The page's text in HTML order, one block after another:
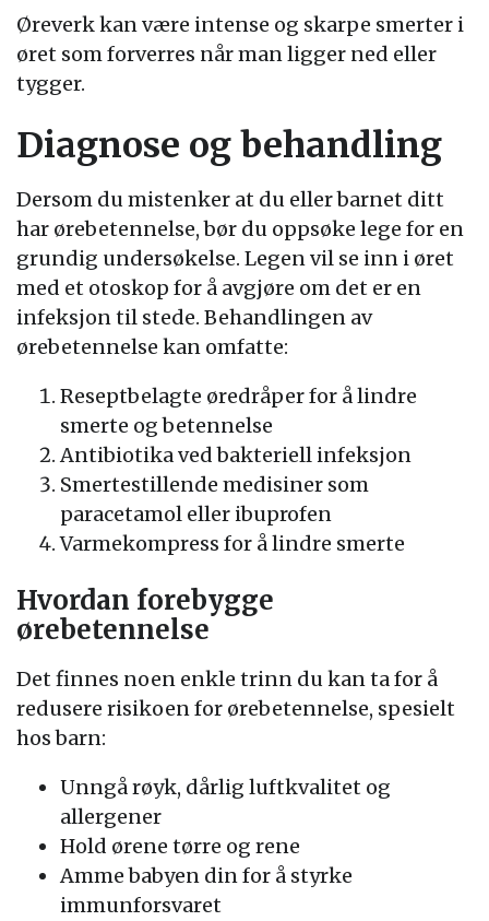
Øreverk kan være intense og skarpe smerter i
øret som forverres når man ligger ned eller
tygger.
Diagnose og behandling
Dersom du mistenker at du eller barnet ditt
har ørebetennelse, bør du oppsøke lege for en
grundig undersøkelse. Legen vil se inn i øret
med et otoskop for å avgjøre om det er en
infeksjon til stede. Behandlingen av
ørebetennelse kan omfatte:
Reseptbelagte øredråper for å lindre
smerte og betennelse
Antibiotika ved bakteriell infeksjon
Smertestillende medisiner som
paracetamol eller ibuprofen
Varmekompress for å lindre smerte
Hvordan forebygge
ørebetennelse
Det finnes noen enkle trinn du kan ta for å
redusere risikoen for ørebetennelse, spesielt
hos barn:
Unngå røyk, dårlig luftkvalitet og
allergener
Hold ørene tørre og rene
Amme babyen din for å styrke
immunforsvaret